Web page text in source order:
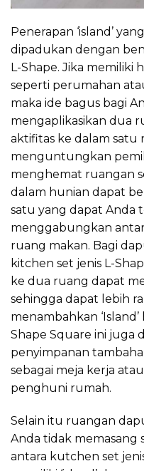
Penerapan ‘island’
dipadukan dengan
L-Shape. Jika memiliki
seperti perumahan
maka ide bagus bagi
mengaplikasikan dua
aktifitas ke dalam satu
menguntungkan
menghemat ruangan
dalam hunian dapat
satu yang dapat Anda
menggabungkan
ruang makan. Bagi
kitchen set jenis L-
ke dua ruang dapat
sehingga dapat lebih
menambahkan
Shape Square ini juga
penyimpanan
sebagai meja kerja
penghuni rumah.
Selain itu ruangan
Anda tidak memasang
antara kutchen set